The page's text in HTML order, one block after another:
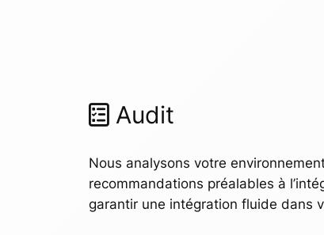
Audit
Nous analysons votre
recommandations préalables à
garantir une intégration fluide dans